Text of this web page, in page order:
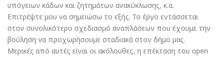
υπόγειων κάδων και ζητημάτων ανακύκλωσης, κ.α.
Επιτρέψτε μου να σημειώσω το εξής. Το έργο εντάσσεται
στον συνολικότερο σχεδιασμό αναπλάσεων που έχουμε την
βούληση να προχωρήσουμε σταδιακά στον δήμο μας.
Μερικές από αυτές είναι οι ακόλουθες, η επέκταση του open